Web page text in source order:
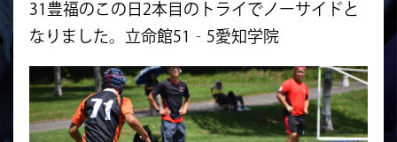
31豊福のこの日2本目のトライでノーサイドと
なりました。立命館51‐5愛知学院